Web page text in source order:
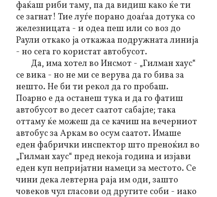
фаќаш риби таму, па да видиш како ќе ти
се загнат! Тие луѓе порано доаѓаа дотука со
железницата - и одеа пеш или со воз до
Раули откако ја откажаа подружната линија
- но сега го користат автобусот.
Да, има хотел во Инсмот - „Гилман хаус“
се вика - но не ми се верува да го бива за
нешто. Не би ти рекол да го пробаш.
Поарно е да останеш тука и да го фатиш
автобусот во десет саатот сабајле; така
оттаму ќе можеш да се качиш на вечерниот
автобус за Аркам во осум саатот. Имаше
еден фабрички инспектор што преноќил во
„Гилман хаус“ пред некоја година и изјави
еден куп непријатни намеци за местото. Се
чини дека левтерна раја им оди, зашто
човеков чул гласови од другите соби - иако